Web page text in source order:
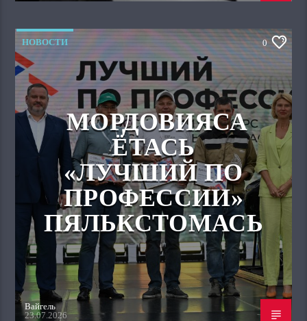
НОВОСТИ 0
МОРДОВИЯСА
ЁТАСЬ
«ЛУЧШИЙ ПО
ПРОФЕССИИ»
ПЯЛЬКСТОМАСЬ
Вайгель
23.07.2026